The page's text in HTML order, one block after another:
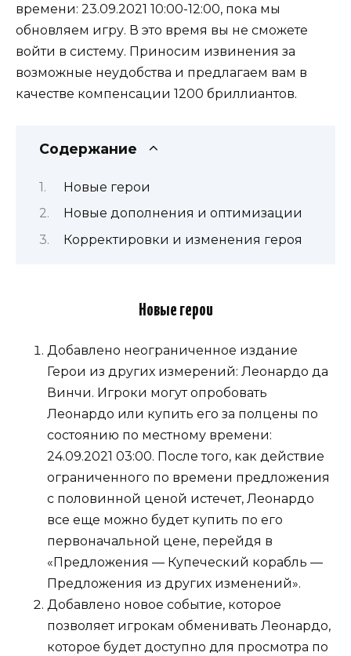
времени: 23.09.2021 10:00-12:00, пока мы
обновляем игру. В это время вы не сможете
войти в систему. Приносим извинения за
возможные неудобства и предлагаем вам в
качестве компенсации 1200 бриллиантов.
Содержание
Новые герои
Новые дополнения и оптимизации
Корректировки и изменения героя
Новые герои
Добавлено неограниченное издание
Герои из других измерений: Леонардо да
Винчи. Игроки могут опробовать
Леонардо или купить его за полцены по
состоянию по местному времени:
24.09.2021 03:00. После того, как действие
ограниченного по времени предложения
с половинной ценой истечет, Леонардо
все еще можно будет купить по его
первоначальной цене, перейдя в
«Предложения — Купеческий корабль —
Предложения из других изменений».
Добавлено новое событие, которое
позволяет игрокам обменивать Леонардо,
которое будет доступно для просмотра по